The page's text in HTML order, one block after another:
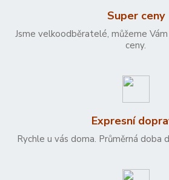
Super ceny
Jsme velkoodběratelé, můžeme
ceny.
Expresní
Rychle u vás doma. Průměrná doba